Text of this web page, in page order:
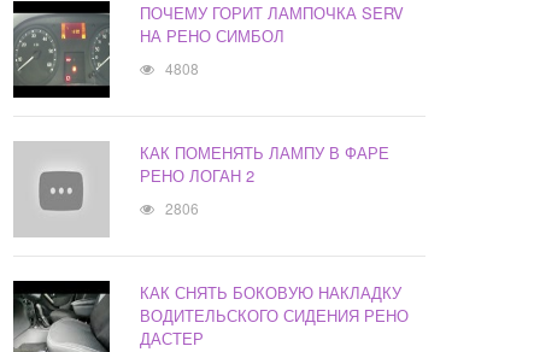
ПОЧЕМУ ГОРИТ ЛАМПОЧКА SERV
НА РЕНО СИМБОЛ
4808
КАК ПОМЕНЯТЬ ЛАМПУ В ФАРЕ
РЕНО ЛОГАН 2
2806
КАК СНЯТЬ БОКОВУЮ НАКЛАДКУ
ВОДИТЕЛЬСКОГО СИДЕНИЯ РЕНО
ДАСТЕР